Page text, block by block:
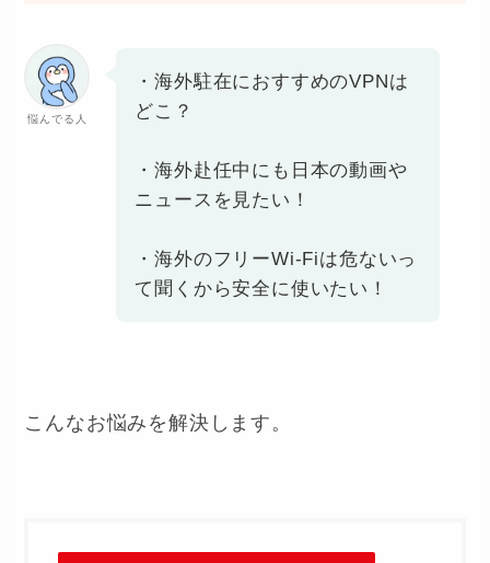
悩んでる人
・海外駐在におすすめのVPNは
どこ？
・海外赴任中にも日本の動画や
ニュースを見たい！
・海外のフリーWi-Fiは危ないっ
て聞くから安全に使いたい！
こんなお悩みを解決します。